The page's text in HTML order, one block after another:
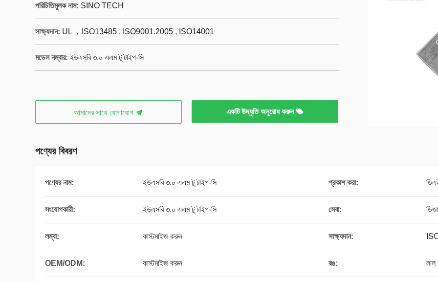
পরিচিতিমুলক নাম: SINO TECH
সাক্ষ্যদান: UL ，ISO13485 , ISO9001.2005 , ISO14001
মডেল নম্বার: ইউএসবি ৩.০ এএম টু টাইপ-সি
আমাদের সাথে যোগাযোগ একটি উদ্ধৃতি অনুরোধ করুন
পণ্যের বিবরণ
পণ্যের নাম: ইউএসবি ৩.০ এএম টু টাইপ-সি প্রকাশ করা:
সংযোগকারী: ইউএসবি ৩.০ এএম টু টাইপ-সি সেবা:
লম্বা: কাস্টমাইজ করুন সাক্ষ্যদান:
OEM/ODM: কাস্টমাইজ করুন রঙ: লাল